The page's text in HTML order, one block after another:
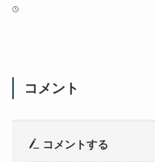
コメント
コメントする